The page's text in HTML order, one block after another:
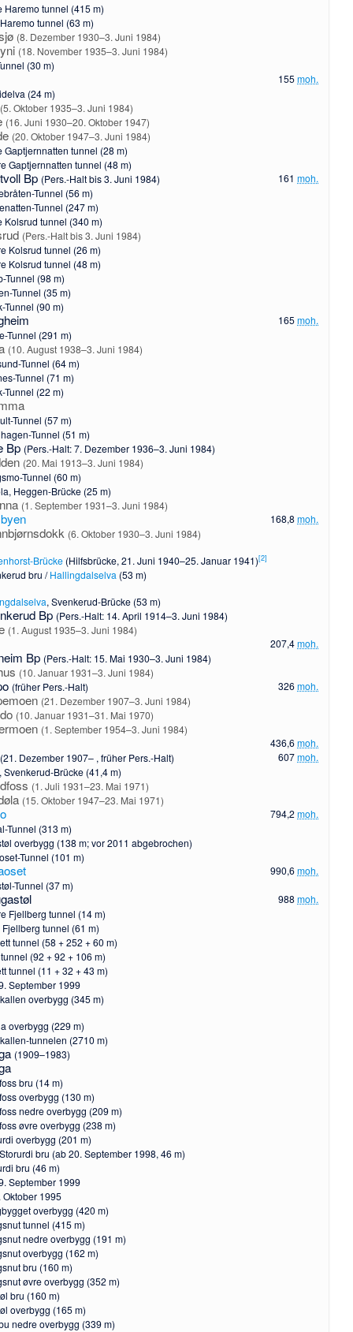
Haremo tunnel (415 m)
tunnel (63 m)
(8. Dezember 1930–3. Juni 1984)
(18. November 1935–3. Juni 1984)
(30 m)
155moh.
(24 m)
(5. Oktober 1935–3. Juni 1984)
(16. Juni 1930–20. Oktober 1947)
(20. Oktober 1947–3. Juni 1984)
Gaptjernnatten tunnel (28 m)
Gaptjernnatten tunnel (48 m)
Bp (Pers.-Halt bis 3. Juni 1984) 161moh.
Tunnel (56 m)
Tunnel (247 m)
Kolsrud tunnel (340 m)
(Pers.-Halt bis 3. Juni 1984)
Kolsrud tunnel (26 m)
Kolsrud tunnel (48 m)
Tunnel (98 m)
Tunnel (35 m)
Tunnel (90 m)
165moh.
Tunnel (291 m)
(10. August 1938–3. Juni 1984)
Tunnel (64 m)
Tunnel (71 m)
Tunnel (22 m)
Tunnel (57 m)
Tunnel (51 m)
Bp (Pers.-Halt: 7. Dezember 1936–3. Juni 1984)
(20. Mai 1913–3. Juni 1984)
Tunnel (60 m)
, Heggen-Brücke (25 m)
(1. September 1931–3. Juni 1984)
168,8moh.
(6. Oktober 1930–3. Juni 1984)
Brücke (Hilfsbrücke, 21. Juni 1940–25. Januar 1941)[2]
bru /Hallingdalselva (53 m)
, Svenkerud-Brücke (53 m)
Bp (Pers.-Halt: 14. April 1914–3. Juni 1984)
(1. August 1935–3. Juni 1984)
207,4moh.
Bp (Pers.-Halt: 15. Mai 1930–3. Juni 1984)
(10. Januar 1931–3. Juni 1984)
(früher Pers.-Halt) 326moh.
(21. Dezember 1907–3. Juni 1984)
(10. Januar 1931–31. Mai 1970)
(1. September 1954–3. Juni 1984)
436,6moh.
(21. Dezember 1907– , früher Pers.-Halt) 607moh.
, Svenkerud-Brücke (41,4 m)
(1. Juli 1931–23. Mai 1971)
(15. Oktober 1947–23. Mai 1971)
794,2moh.
Tunnel (313 m)
overbygg (138 m; vor 2011 abgebrochen)
Tunnel (101 m)
990,6moh.
Tunnel (37 m)
988moh.
Fjellberg tunnel (14 m)
tunnel (61 m)
tunnel (58 + 252 + 60 m)
(92 + 92 + 106 m)
tunnel (11 + 32 + 43 m)
September 1999
overbygg (345 m)
overbygg (229 m)
tunnelen (2710 m)
(1909–1983)
bru (14 m)
overbygg (130 m)
nedre overbygg (209 m)
øvre overbygg (238 m)
overbygg (201 m)
bru (ab 20. September 1998, 46 m)
bru (46 m)
September 1999
Oktober 1995
overbygg (420 m)
tunnel (415 m)
nedre overbygg (191 m)
overbygg (162 m)
bru (160 m)
øvre overbygg (352 m)
bru (160 m)
overbygg (165 m)
nedre overbygg (339 m)